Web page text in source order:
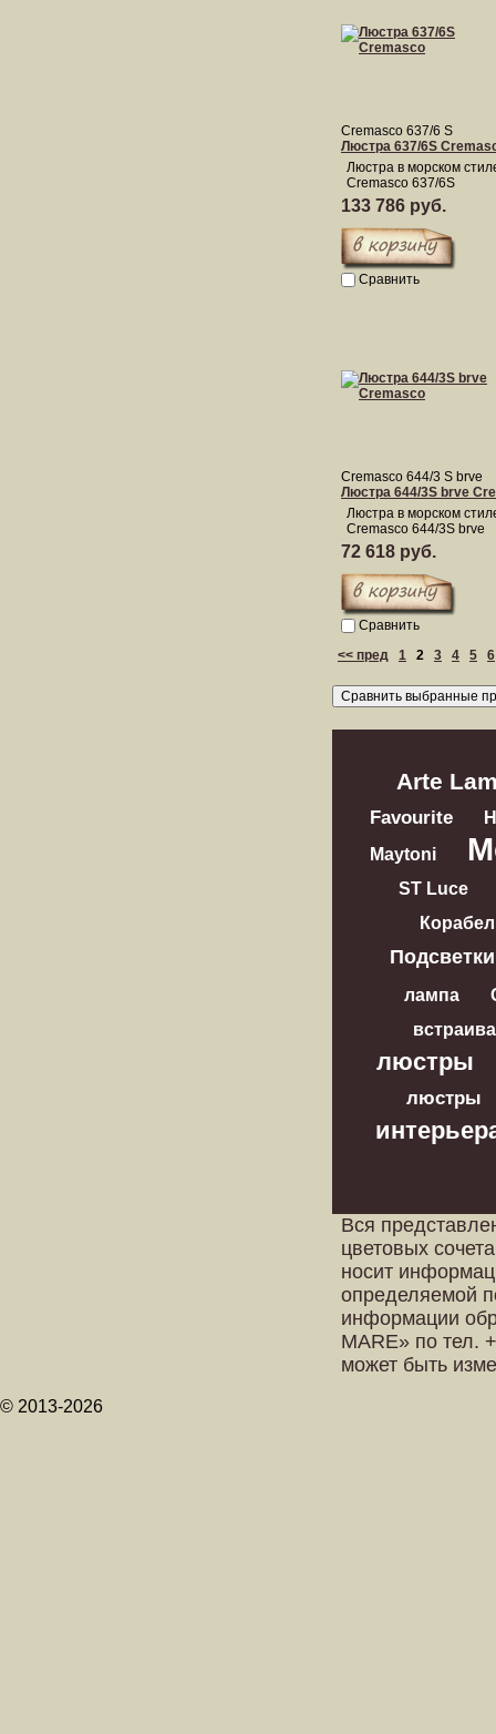
Cremasco 637/6 S
Люстра 637/6S
Люстра в морском
Cremasco 637/6S
133 786 руб.
Сравнить
Cremasco 644/3 S brve
Люстра 644/3S brve
Люстра в морском
Cremasco 644/3S brve
72 618 руб.
Сравнить
<< пред
1 2 3 4 5 6
Arte
Favourite
Maytoni
ST Luce
лампа
люстры
люстры
Вся
цветовых
носит
определяемой
информации
MARE» по тел.
может быть
© 2013-2026